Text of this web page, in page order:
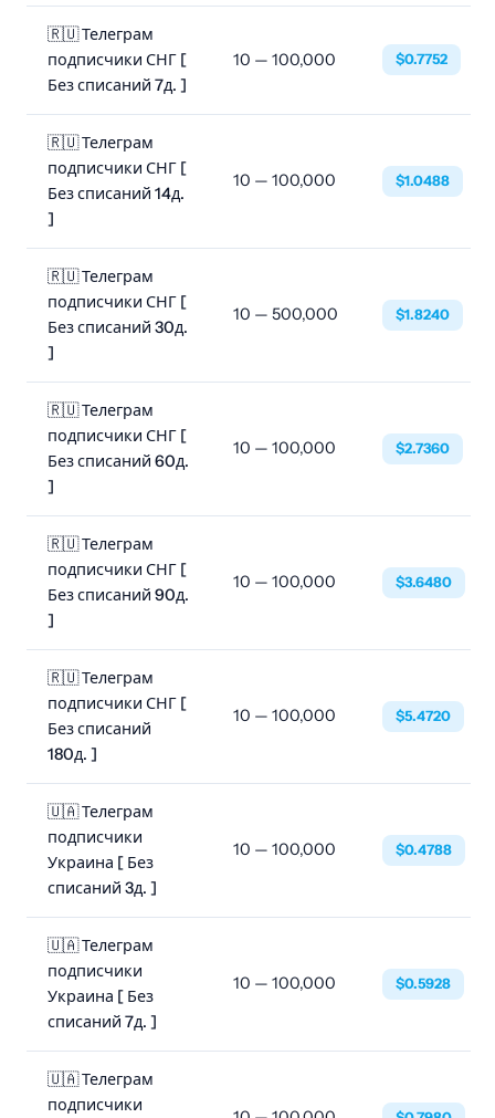
🇷🇺 Телеграм
подписчики СНГ [
Без списаний 7д. ]
10 — 100,000 $0.7752
🇷🇺 Телеграм
подписчики СНГ [
Без списаний 14д.
]
10 — 100,000 $1.0488
🇷🇺 Телеграм
подписчики СНГ [
Без списаний 30д.
]
10 — 500,000 $1.8240
🇷🇺 Телеграм
подписчики СНГ [
Без списаний 60д.
]
10 — 100,000 $2.7360
🇷🇺 Телеграм
подписчики СНГ [
Без списаний 90д.
]
10 — 100,000 $3.6480
🇷🇺 Телеграм
подписчики СНГ [
Без списаний
180д. ]
10 — 100,000 $5.4720
🇺🇦 Телеграм
подписчики
Украина [ Без
списаний 3д. ]
10 — 100,000 $0.4788
🇺🇦 Телеграм
подписчики
Украина [ Без
списаний 7д. ]
10 — 100,000 $0.5928
🇺🇦 Телеграм
подписчики